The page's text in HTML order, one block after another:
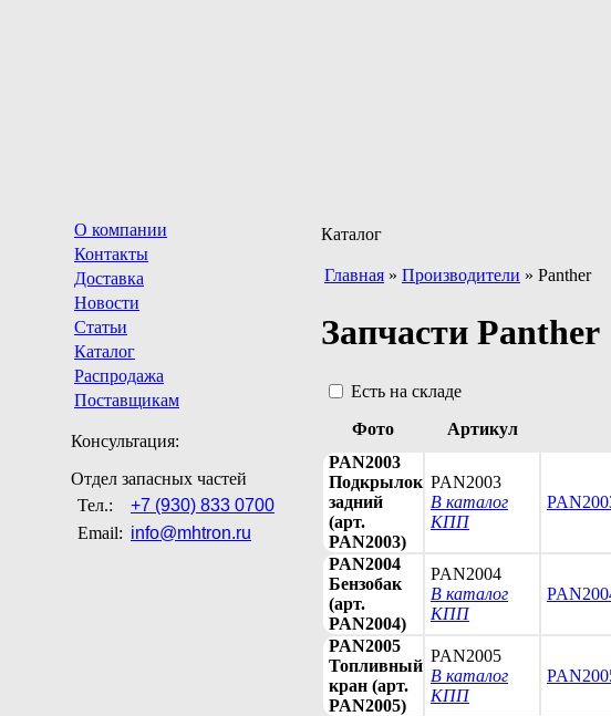
О компании
Контакты
Доставка
Новости
Статьи
Каталог
Распродажа
Поставщикам
Консультация:
Отдел запасных частей
Тел.:
+7 (930) 833 0700
Email: info@mhtron.ru
Каталог
Главная » Производители » Panther
Запчасти Panther
Есть на складе
Фото
Артикул
PAN2003
Подкрылок
задний
(арт.
PAN2003)
PAN2003
В каталог
КПП
PAN2004
Бензобак
(арт.
PAN2004)
PAN2004
В каталог
КПП
PAN2005
Топливный
кран (арт.
PAN2005)
PAN2005
В каталог
КПП